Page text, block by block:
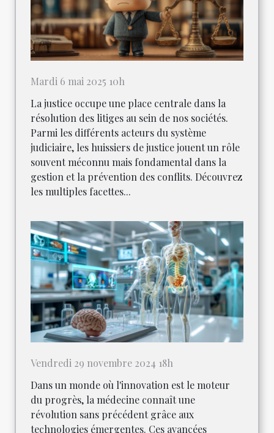
Mardi 6 mai 2025 10h
La justice occupe une place centrale dans la
résolution des litiges au sein de nos sociétés.
Parmi les différents acteurs du système
judiciaire, les huissiers de justice jouent un rôle
souvent méconnu mais fondamental dans la
gestion et la prévention des conflits. Découvrez
les multiples facettes...
Vendredi 29 novembre 2024 18h
Dans un monde où l'innovation est le moteur
du progrès, la médecine connaît une
révolution sans précédent grâce aux
technologies émergentes. Ces avancées